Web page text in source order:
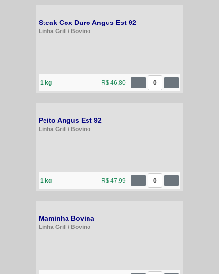
Steak Cox Duro Angus Est 92
Linha Grill / Bovino
1 kg R$ 46,80 0
Peito Angus Est 92
Linha Grill / Bovino
1 kg R$ 47,99 0
Maminha Bovina
Linha Grill / Bovino